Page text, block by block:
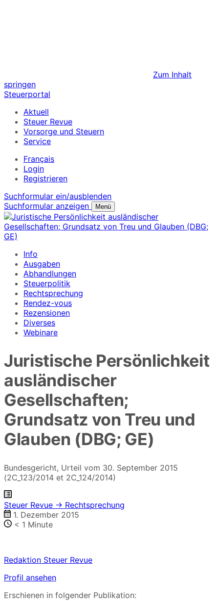
Zum Inhalt
springen
Steuerportal
Aktuell
Steuer Revue
Vorsorge und Steuern
Service
Français
Login
Registrieren
Suchformular ein/ausblenden
Suchformular anzeigen
Menü
Info
Ausgaben
Abhandlungen
Steuerpolitik
Rechtsprechung
Rendez-vous
Rezensionen
Diverses
Webinare
Juristische Persönlichkeit
ausländischer
Gesellschaften;
Grundsatz von Treu und
Glauben (DBG; GE)
Bundesgericht, Urteil vom 30. September 2015
(2C_123/2014 et 2C_124/2014)
Steuer Revue → Rechtsprechung
1. Dezember 2015
< 1 Minute
Redaktion Steuer Revue
Profil ansehen
Erschienen in folgender Publikation: